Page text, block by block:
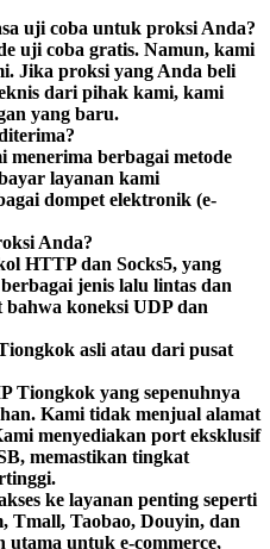
uji coba untuk proksi Anda?
uji coba gratis. Namun, kami
Jika proksi yang Anda beli
dari pihak kami, kami
yang baru.
berbagai metode
layanan kami
dompet elektronik (e-
Anda?
HTTP dan Socks5, yang
jenis lalu lintas dan
koneksi UDP dan
asli atau dari pusat
Tiongkok yang sepenuhnya
Kami tidak menjual alamat
menyediakan port eksklusif
memastikan tingkat
ke layanan penting seperti
Tmall, Taobao, Douyin, dan
untuk e-commerce,